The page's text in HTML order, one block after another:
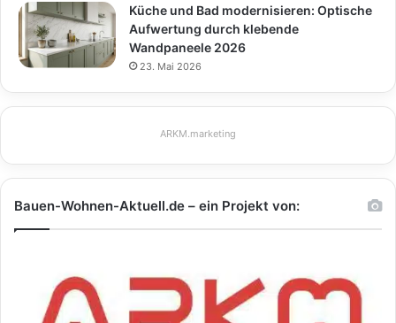
Küche und Bad modernisieren: Optische
Aufwertung durch klebende
Wandpaneele 2026
23. Mai 2026
ARKM.marketing
Bauen-Wohnen-Aktuell.de – ein Projekt von: